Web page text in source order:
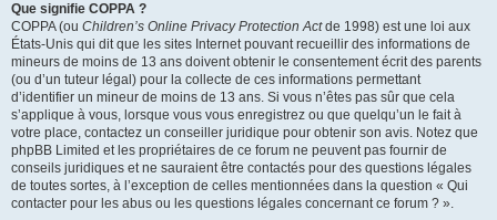
Que signifie COPPA ?
COPPA (ou Children’s Online Privacy Protection Actde 1998) est une loi aux
États-Unis qui dit que les sites Internet pouvant recueillir des informations de
mineurs de moins de 13 ans doivent obtenir le consentement écrit des parents
(ou d’un tuteur légal) pour la collecte de ces informations permettant
d’identifier un mineur de moins de 13 ans. Si vous n’êtes pas sûr que cela
s’applique à vous, lorsque vous vous enregistrez ou que quelqu’un le fait à
votre place, contactez un conseiller juridique pour obtenir son avis. Notez que
phpBB Limited et les propriétaires de ce forum ne peuvent pas fournir de
conseils juridiques et ne sauraient être contactés pour des questions légales
de toutes sortes, à l’exception de celles mentionnées dans la question « Qui
contacter pour les abus ou les questions légales concernant ce forum ? ».